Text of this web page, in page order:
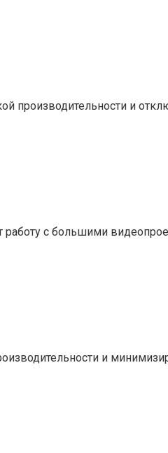
производительности и
работу с большими
и